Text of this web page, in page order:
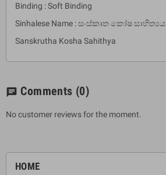
HOME
Binding : Soft Binding
Sinhalese Name : සංස්කෘත කෝෂ සාහිත්‍යය
Sanskrutha Kosha Sahithya
chat Comments (0)
No customer reviews for the moment.